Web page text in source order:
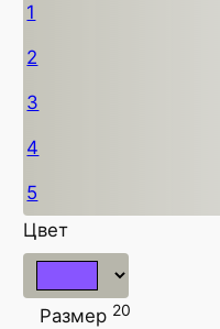
1
2
3
4
5
Цвет
Размер 20